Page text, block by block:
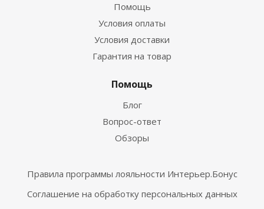
Помощь
Условия оплаты
Условия доставки
Гарантия на товар
Помощь
Блог
Вопрос-ответ
Обзоры
Правила программы лояльности Интерьер.Бонус
Соглашение на обработку персональных данных